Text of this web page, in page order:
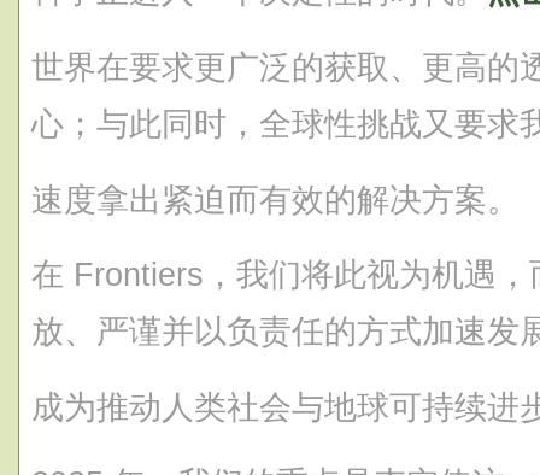
世界在要求更广泛的获取、更高的
心；与此同时，全球性挑战又要求
速度拿出紧迫而有效的解决方案。
在 Frontiers，我们将此视为机遇
放、严谨并以负责任的方式加速发
成为推动人类社会与地球可持续进